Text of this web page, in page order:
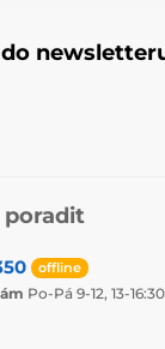
offline
Po-Pá 9-12, 13-16:30